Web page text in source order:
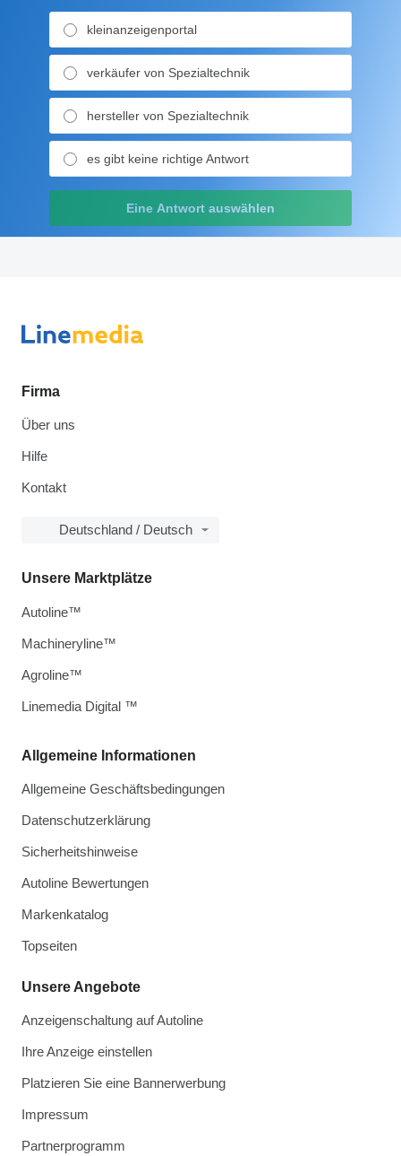
kleinanzeigenportal
verkäufer von Spezialtechnik
hersteller von Spezialtechnik
es gibt keine richtige Antwort
Eine Antwort auswählen
Firma
Über uns
Hilfe
Kontakt
Deutschland / Deutsch
Allgemeine Informationen
Allgemeine Geschäftsbedingungen
Datenschutzerklärung
Sicherheitshinweise
Autoline Bewertungen
Markenkatalog
Topseiten
Unsere Angebote
Anzeigenschaltung auf Autoline
Ihre Anzeige einstellen
Platzieren Sie eine Bannerwerbung
Impressum
Partnerprogramm
Unsere Marktplätze
Autoline™
Machineryline™
Agroline™
Linemedia Digital ™